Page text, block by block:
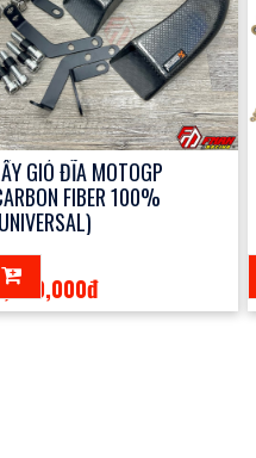
GIÓ ĐĨA MOTOGP
FIBER 100%
2,250,000đ